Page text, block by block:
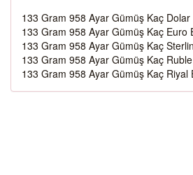
133 Gram 958 Ayar Gümüş Kaç Dolar
133 Gram 958 Ayar Gümüş Kaç Euro
133 Gram 958 Ayar Gümüş Kaç
133 Gram 958 Ayar Gümüş Kaç
133 Gram 958 Ayar Gümüş Kaç Riyal